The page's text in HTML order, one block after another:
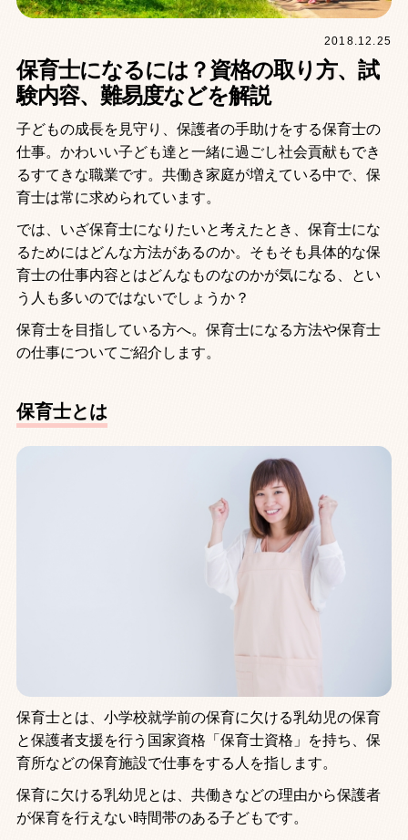
2018.12.25
保育士になるには？資格の取り方、試
験内容、難易度などを解説
子どもの成長を見守り、保護者の手助けをする保育士の
仕事。かわいい子ども達と一緒に過ごし社会貢献もでき
るすてきな職業です。共働き家庭が増えている中で、保
育士は常に求められています。
では、いざ保育士になりたいと考えたとき、保育士にな
るためにはどんな方法があるのか。そもそも具体的な保
育士の仕事内容とはどんなものなのかが気になる、とい
う人も多いのではないでしょうか？
保育士を目指している方へ。保育士になる方法や保育士
の仕事についてご紹介します。
保育士とは
保育士とは、小学校就学前の保育に欠ける乳幼児の保育
と保護者支援を行う国家資格「保育士資格」を持ち、保
育所などの保育施設で仕事をする人を指します。
保育に欠ける乳幼児とは、共働きなどの理由から保護者
が保育を行えない時間帯のある子どもです。